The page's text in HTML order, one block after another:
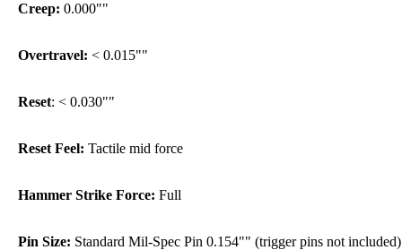
Creep: 0.000""
Overtravel: < 0.015""
Reset: < 0.030""
Reset Feel: Tactile mid force
Hammer Strike Force: Full
Pin Size: Standard Mil-Spec Pin 0.154"" (trigger pins not included)